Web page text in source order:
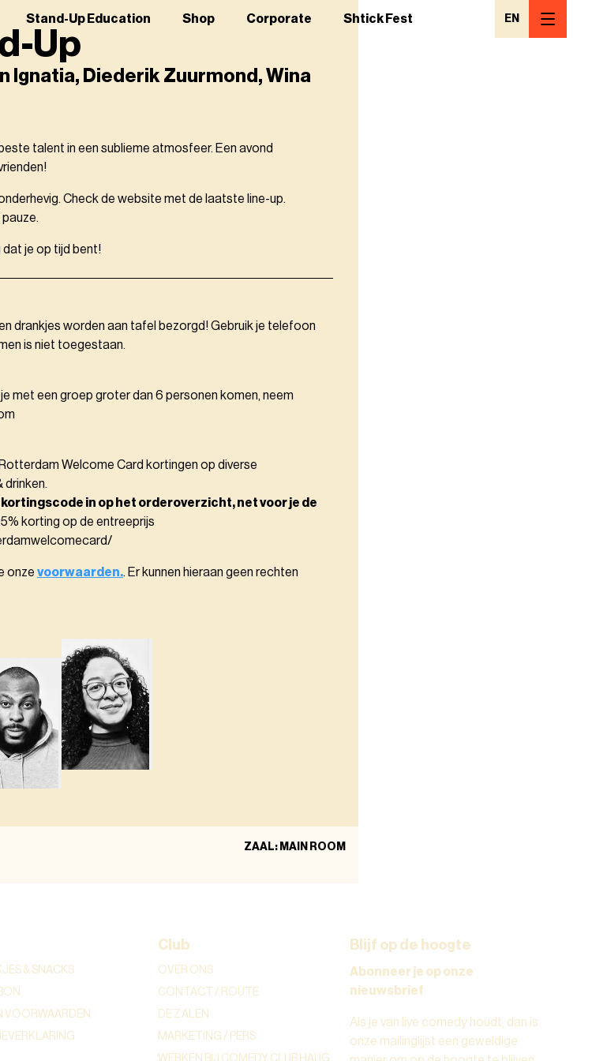
Stand-Up Education Shop Corporate Shtick Fest EN
Up
Ignatia, Diederik Zuurmond, Wina
talent in een sublieme atmosfeer. Een avond
Check de website met de laatste line-up.
dat je op tijd bent!
drankjes worden aan tafel bezorgd! Gebruik je telefoon
is niet toegestaan.
met een groep groter dan 6 personen komen, neem
Welcome Card kortingen op diverse
drinken.
kortingscode in op het orderoverzicht, net voor je de
korting op de entreeprijs
onze voorwaarden.. Er kunnen hieraan geen rechten
ZAAL: MAIN ROOM
& SNACKS
VOORWAARDEN
Club
OVER ONS
CONTACT / ROUTE
DE ZALEN
MARKETING / PERS
WERKEN BIJ COMEDY CLUB HAUG
Blijf op de hoogte
Abonneer je op onze
nieuwsbrief
Als je van live comedy houdt, dan is
onze mailinglijst een geweldige